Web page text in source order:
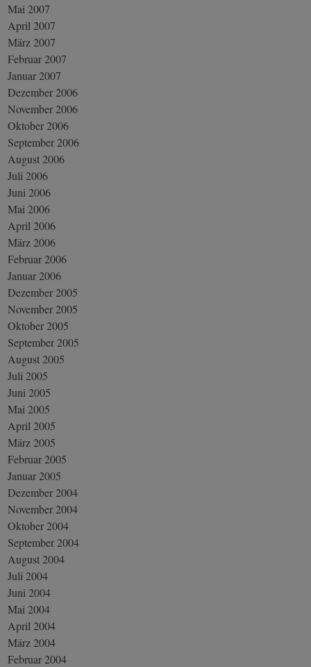
Mai 2007
April 2007
März 2007
Februar 2007
Januar 2007
Dezember 2006
November 2006
Oktober 2006
September 2006
August 2006
Juli 2006
Juni 2006
Mai 2006
April 2006
März 2006
Februar 2006
Januar 2006
Dezember 2005
November 2005
Oktober 2005
September 2005
August 2005
Juli 2005
Juni 2005
Mai 2005
April 2005
März 2005
Februar 2005
Januar 2005
Dezember 2004
November 2004
Oktober 2004
September 2004
August 2004
Juli 2004
Juni 2004
Mai 2004
April 2004
März 2004
Februar 2004